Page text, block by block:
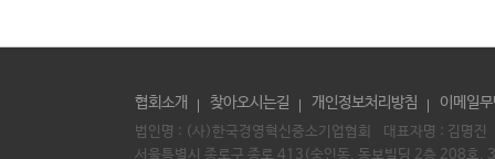
협회소개 찾아오시는길 개인정보처리방침 이메일
법인명 : (사)한국경영혁신중소기업협회 대표자명 : 김명진
서울특별시 종로구 종로 413(숭인동, 동보빌딩 2층 208호,